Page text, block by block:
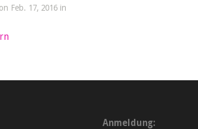
on Feb. 17, 2016 in
Anmeldung: